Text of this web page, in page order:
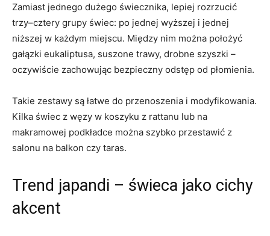
Zamiast jednego dużego świecznika, lepiej rozrzucić
trzy–cztery grupy świec: po jednej wyższej i jednej
niższej w każdym miejscu. Między nim można położyć
gałązki eukaliptusa, suszone trawy, drobne szyszki –
oczywiście zachowując bezpieczny odstęp od płomienia.
Takie zestawy są łatwe do przenoszenia i modyfikowania.
Kilka świec z węzy w koszyku z rattanu lub na
makramowej podkładce można szybko przestawić z
salonu na balkon czy taras.
Trend japandi – świeca jako cichy
akcent